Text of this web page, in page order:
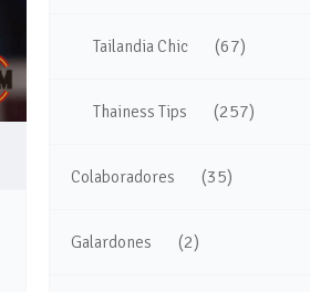
Tailandia Chic (67)
Thainess Tips (257)
Colaboradores (35)
Galardones (2)